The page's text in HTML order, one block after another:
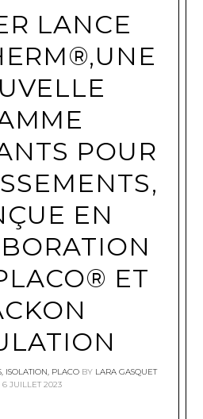
LANCE
POUR
EN
ET
, ISOLATION, PLACO BY LARA GASQUET
6 JUILLET 2023